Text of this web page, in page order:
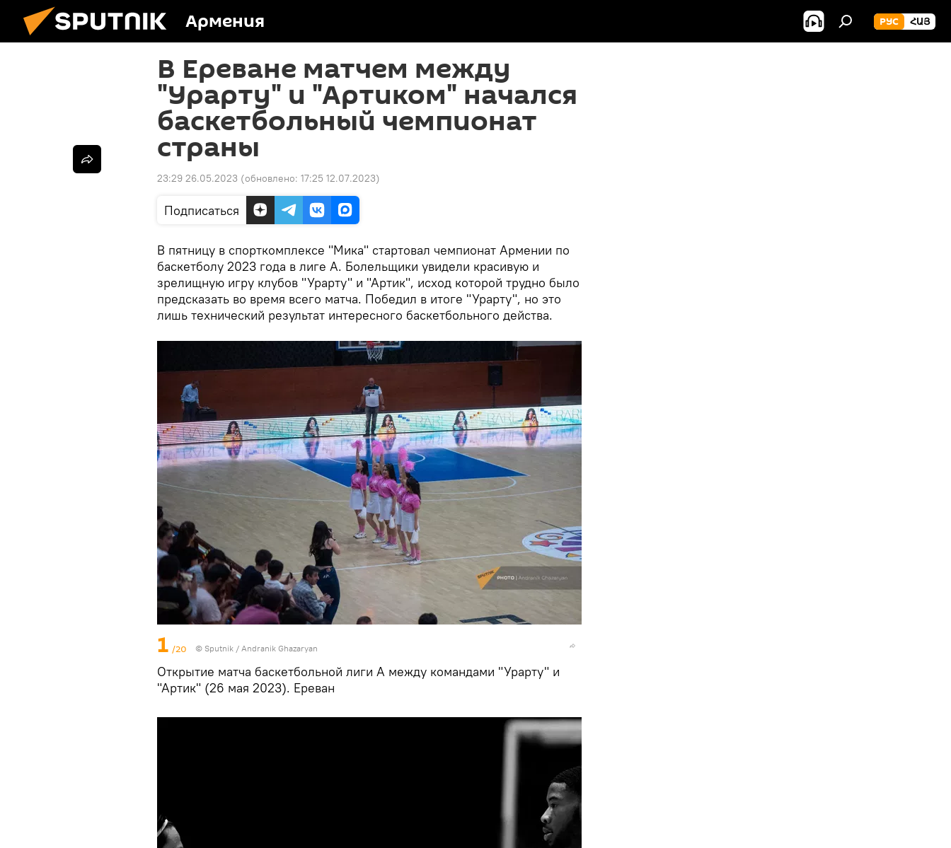
Армения РУС ՀԱՅ
В Ереване матчем между
"Урарту" и "Артиком" начался
баскетбольный чемпионат
страны
23:29 26.05.2023 (обновлено: 17:25 12.07.2023)
Подписаться
В пятницу в спорткомплексе "Мика" стартовал чемпионат Армении по
баскетболу 2023 года в лиге А. Болельщики увидели красивую и
зрелищную игру клубов "Урарту" и "Артик", исход которой трудно было
предсказать во время всего матча. Победил в итоге "Урарту", но это
лишь технический результат интересного баскетбольного действа.
1 /20 © Sputnik / Andranik Ghazaryan
Открытие матча баскетбольной лиги А между командами "Урарту" и
"Артик" (26 мая 2023). Еревaн